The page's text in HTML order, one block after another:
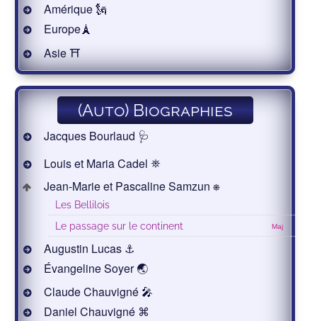
Amérique 🗽
Europe🗼
Asie ⛩
(Auto) Biographies
Jacques Bourlaud 🩺
Louis et Maria Cadel ⛯
Jean-Marie et Pascaline Samzun ⎈
Les Bellilois
Maj
Le passage sur le continent
Augustin Lucas ⚓
Évangeline Soyer 🌏
Claude Chauvigné 🎤
Daniel Chauvigné ⌘